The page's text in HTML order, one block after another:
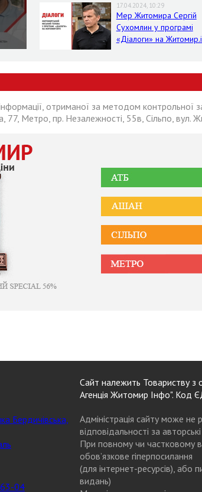
17.04.2024, 10:29
Мер Житомира Сергій
Сухомлин у програмі
«Діалоги» на
отриманої за методом контрольної
77, Метро, пр. Незалежності, 55в, Сільпо, вул.
Бердичівська,
04
Сайт належить Товариству з
Агенція Житомир Інфо".
Адміністрація сайту може не
відповідальності за
При повному чи частковому
обов’язкове гіперпосилання
(для інтернет-ресурсів), або
видань)